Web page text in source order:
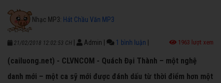
Nhạc MP3: Hát Chầu Văn MP3
21/02/2018 12:02:53 CH Admin 1 bình luận 1963 lượt xem
(cailuong.net) - CLVNCOM - Quách Đại Thành – một nghệ
danh mới – một ca sỹ mới được đánh dấu từ thời điểm hơn một